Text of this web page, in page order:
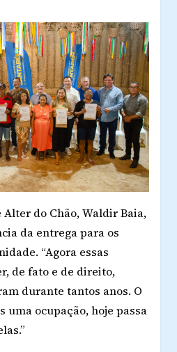
do Chão, Waldir Baia,
da entrega para os
“Agora essas
de fato e de direito,
durante tantos anos. O
uma ocupação, hoje passa